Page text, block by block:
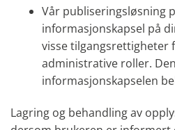
Vår publiseringsløsning
informasjonskapsel på
visse tilgangsrettigheter
administrative roller.
informasjonskapselen
Lagring og behandling av